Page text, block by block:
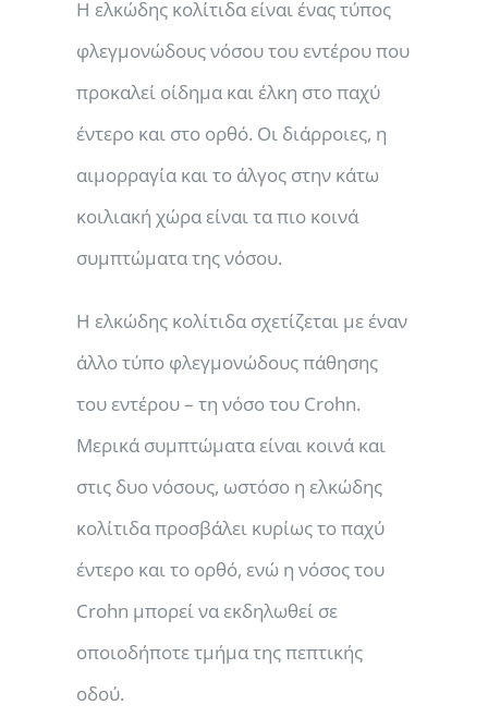
Η ελκώδης κολίτιδα είναι ένας τύπος
φλεγμονώδους νόσου του εντέρου που
προκαλεί οίδημα και έλκη στο παχύ
έντερο και στο ορθό. Οι διάρροιες, η
αιμορραγία και το άλγος στην κάτω
κοιλιακή χώρα είναι τα πιο κοινά
συμπτώματα της νόσου.
Η ελκώδης κολίτιδα σχετίζεται με έναν
άλλο τύπο φλεγμονώδους πάθησης
του εντέρου – τη νόσο του Crohn.
Μερικά συμπτώματα είναι κοινά και
στις δυο νόσους, ωστόσο η ελκώδης
κολίτιδα προσβάλει κυρίως το παχύ
έντερο και το ορθό, ενώ η νόσος του
Crohn μπορεί να εκδηλωθεί σε
οποιοδήποτε τμήμα της πεπτικής
οδού.